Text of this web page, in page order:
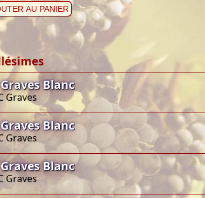
AU PANIER
Blanc
Graves
Blanc
Graves
Blanc
Graves